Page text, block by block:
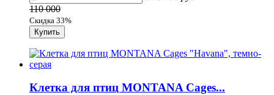
110 000
Скидка 33%
Клетка для птиц MONTANA Cages...